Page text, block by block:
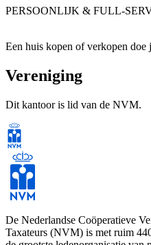
PERSOONLIJK & FULL-
Een huis kopen of verkopen doe
ingrijpend. Er komt veel bij
verzekering, staat van
plichten oplegt. Wij adviseren en
vrijblijvende kennismaking tot
bij de notaris. Wij komen graag bij je thuis om kennis
jou en jouw woning natuurlijk.
WAAROM BEN MORDANG
NVM-makelaar met
Een uitstekende
Integere en transparante
Een pesoonlijke en
Opname woning in onze
Vereniging
Dit kantoor is lid van de NVM.
De Nederlandse Coöperatieve
Taxateurs (NVM) is met ruim